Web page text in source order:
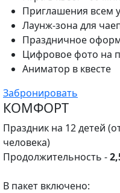
Приглашения всем
Лаунж-зона для
Праздничное
Цифровое фото на
Аниматор в квесте
Забронировать
КОМФОРТ
Праздник на 12 детей
человека)
Продолжительность -
В пакет включено: